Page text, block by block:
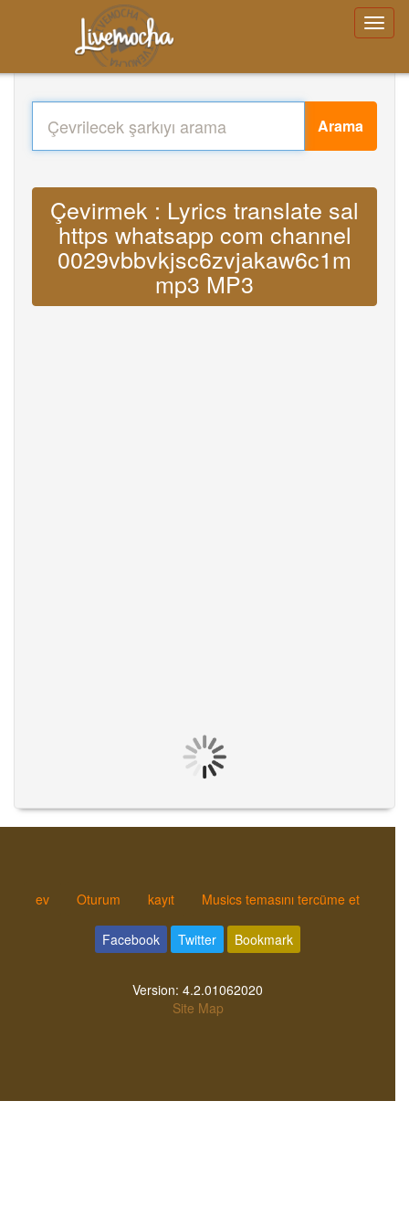
Arama
Çevirmek : Lyrics translate sal
https whatsapp com channel
0029vbbvkjsc6zvjakaw6c1m
mp3 MP3
ev Oturum kayıt Musics temasını tercüme et
Facebook Twitter Bookmark
Version: 4.2.01062020
Site Map